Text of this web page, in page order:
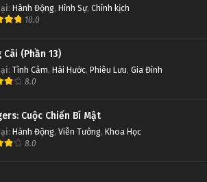
: Hành Động, Hình Sự, Chính kịch
10.0
Cãi (Phần 13)
: Tình Cảm, Hài Hước, Phiêu Lưu, Gia Đình
8.0
Cuộc Chiến Bí Mật
: Hành Động, Viễn Tưởng, Khoa Học
8.0